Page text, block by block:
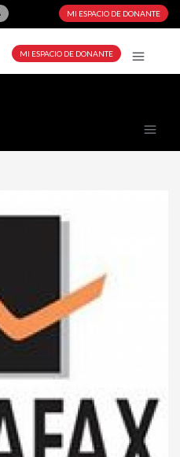
MI ESPACIO DE DONANTE
MI ESPACIO DE DONANTE